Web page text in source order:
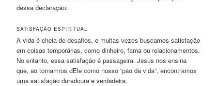
dessa declaração:
SATISFAÇÃO ESPIRITUAL
A vida é cheia de desafios, e muitas vezes buscamos satisfação
em coisas temporárias, como dinheiro, fama ou relacionamentos.
No entanto, essa satisfação é passageira. Jesus nos ensina
que, ao tomarmos dEle como nosso “pão da vida”, encontramos
uma satisfação duradoura e verdadeira.